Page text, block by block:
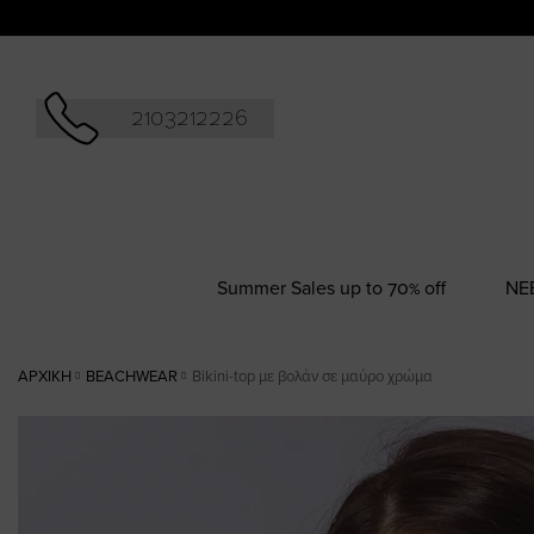
2103212226
Summer Sales up to 70% off
ΑΡΧΙΚΉ BEACHWEAR Bikini-top με βολάν σε μαύρο χρώμα